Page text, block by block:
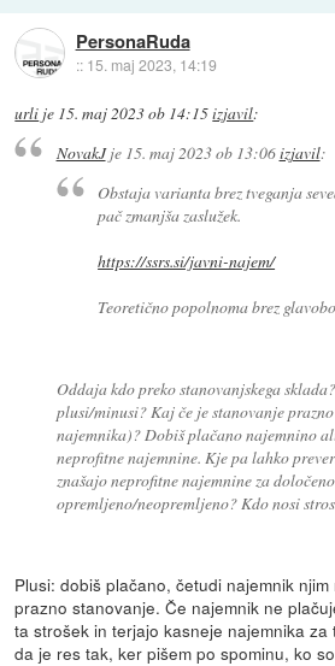
PersonaRuda
:: 15. maj 2023, 14:19
urli je 15. maj 2023 ob 14:15izjavil:
NovakJje 15. maj 2023 ob 13:06izjavil:
Obstaja varianta brez tveganja
pač zmanjša zaslužek.
https://ssrs.si/javni-najem/
Teoretično popolnoma brez
Oddaja kdo preko stanovanjskega
plusi/minusi? Kaj če je stanovanje
najemnika)? Dobiš plačano najemnino
neprofitne najemnine. Kje pa lahko
znašajo neprofitne najemnine za
opremljeno/neopremljeno? Kdo nosi
Plusi: dobiš plačano, četudi najemnik
prazno stanovanje. Če najemnik ne
ta strošek in terjajo kasneje najemnika za
da je res tak, ker pišem po spominu, ko